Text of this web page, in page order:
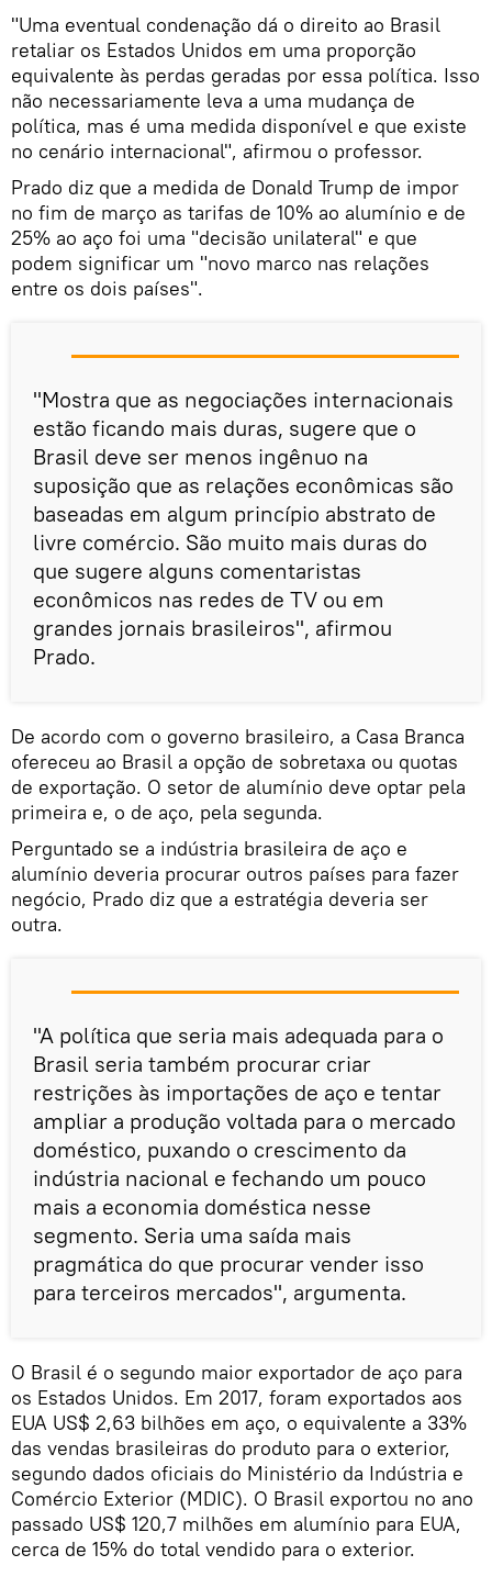
"Uma eventual condenação dá o direito ao Brasil
retaliar os Estados Unidos em uma proporção
equivalente às perdas geradas por essa política. Isso
não necessariamente leva a uma mudança de
política, mas é uma medida disponível e que existe
no cenário internacional", afirmou o professor.
Prado diz que a medida de Donald Trump de impor
no fim de março as tarifas de 10% ao alumínio e de
25% ao aço foi uma "decisão unilateral" e que
podem significar um "novo marco nas relações
entre os dois países".
"Mostra que as negociações internacionais
estão ficando mais duras, sugere que o
Brasil deve ser menos ingênuo na
suposição que as relações econômicas são
baseadas em algum princípio abstrato de
livre comércio. São muito mais duras do
que sugere alguns comentaristas
econômicos nas redes de TV ou em
grandes jornais brasileiros", afirmou
Prado.
De acordo com o governo brasileiro, a Casa Branca
ofereceu ao Brasil a opção de sobretaxa ou quotas
de exportação. O setor de alumínio deve optar pela
primeira e, o de aço, pela segunda.
Perguntado se a indústria brasileira de aço e
alumínio deveria procurar outros países para fazer
negócio, Prado diz que a estratégia deveria ser
outra.
"A política que seria mais adequada para o
Brasil seria também procurar criar
restrições às importações de aço e tentar
ampliar a produção voltada para o mercado
doméstico, puxando o crescimento da
indústria nacional e fechando um pouco
mais a economia doméstica nesse
segmento. Seria uma saída mais
pragmática do que procurar vender isso
para terceiros mercados", argumenta.
O Brasil é o segundo maior exportador de aço para
os Estados Unidos. Em 2017, foram exportados aos
EUA US$ 2,63 bilhões em aço, o equivalente a 33%
das vendas brasileiras do produto para o exterior,
segundo dados oficiais do Ministério da Indústria e
Comércio Exterior (MDIC). O Brasil exportou no ano
passado US$ 120,7 milhões em alumínio para EUA,
cerca de 15% do total vendido para o exterior.